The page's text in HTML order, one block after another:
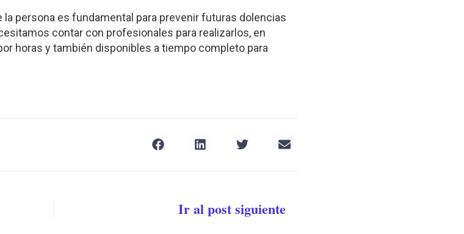
persona es fundamental para prevenir futuras dolencias
contar con profesionales para realizarlos, en
horas y también disponibles a tiempo completo para
Ir al post siguiente